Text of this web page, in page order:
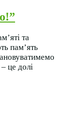
та
пам’ять
це долі